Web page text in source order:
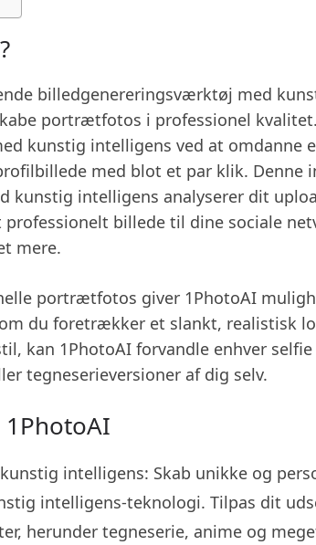
billedgenereringsværktøj med
portrætfotos i professionel
kunstig intelligens ved at omdanne
med blot et par klik. Denne
kunstig intelligens analyserer dit
professionelt billede til dine sociale
mere.
portrætfotos giver 1PhotoAI
du foretrækker et slankt, realistisk
kan 1PhotoAI forvandle enhver
tegneserieversioner af dig selv.
intelligens: Skab unikke og
intelligens-teknologi. Tilpas dit
herunder tegneserie, anime og